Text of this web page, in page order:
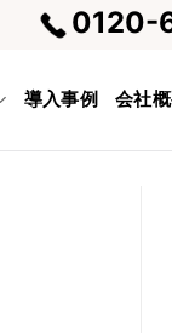
0120-
導入事例 会社